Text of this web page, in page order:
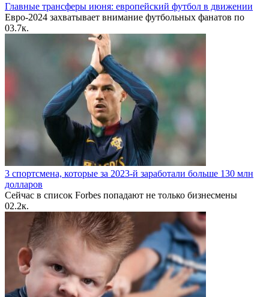
Главные трансферы июня: европейский футбол в движении
Евро-2024 захватывает внимание футбольных фанатов по
03.7к.
3 спортсмена, которые за 2023-й заработали больше 130 млн
долларов
Сейчас в список Forbes попадают не только бизнесмены
02.2к.